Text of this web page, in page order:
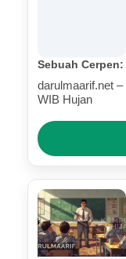
Sebuah Cerpen:
darulmaarif.net
WIB Hujan